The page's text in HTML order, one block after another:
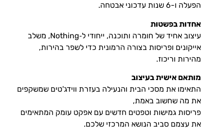
הפעלה ו-6 שנות עדכוני אבטחה.
אחדות בפשטות
עיצוב אחיד של חומרה ותוכנה, ייחודי ל‑Nothing, משלב
אייקונים ופריסות בצורה הרמונית כדי לשפר בהירות,
מהירות וריכוז.
מותאם אישית בעיצוב
התאימו את מסכי הבית והנעילה בעזרת ווידג'טים שמשקפים
את מה שחשוב באמת,
פריסות גמישות וטפטים חדשים עם אפקט עומק המתאימים
את עצמם סביב הנושא המרכזי שלכם.